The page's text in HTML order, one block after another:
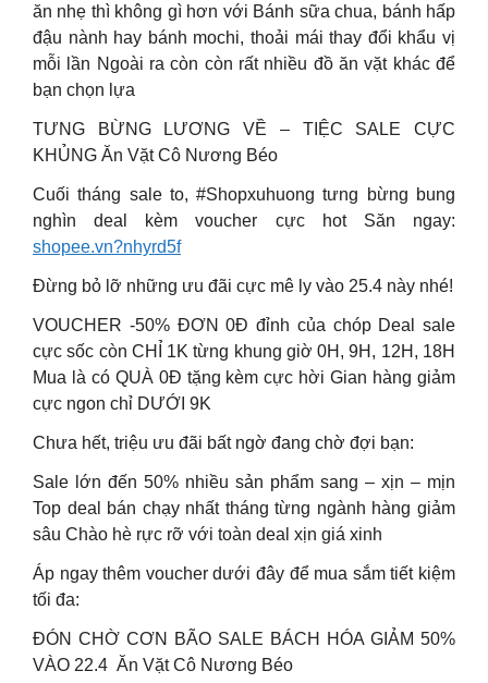
ăn nhẹ thì không gì hơn với Bánh sữa chua, bánh hấp
đậu nành hay bánh mochi, thoải mái thay đổi khẩu vị
mỗi lần Ngoài ra còn còn rất nhiều đồ ăn vặt khác để
bạn chọn lựa
TƯNG BỪNG LƯƠNG VỀ – TIỆC SALE CỰC
KHỦNG Ăn Vặt Cô Nương Béo
Cuối tháng sale to, #Shopxuhuong tưng bừng bung
nghìn deal kèm voucher cực hot Săn ngay:
shopee.vn?nhyrd5f
Đừng bỏ lỡ những ưu đãi cực mê ly vào 25.4 này nhé!
VOUCHER -50% ĐƠN 0Đ đỉnh của chóp Deal sale
cực sốc còn CHỈ 1K từng khung giờ 0H, 9H, 12H, 18H
Mua là có QUÀ 0Đ tặng kèm cực hời Gian hàng giảm
cực ngon chỉ DƯỚI 9K
Chưa hết, triệu ưu đãi bất ngờ đang chờ đợi bạn:
Sale lớn đến 50% nhiều sản phẩm sang – xịn – mịn
Top deal bán chạy nhất tháng từng ngành hàng giảm
sâu Chào hè rực rỡ với toàn deal xịn giá xinh
Áp ngay thêm voucher dưới đây để mua sắm tiết kiệm
tối đa:
ĐÓN CHỜ CƠN BÃO SALE BÁCH HÓA GIẢM 50%
VÀO 22.4 ️ Ăn Vặt Cô Nương Béo